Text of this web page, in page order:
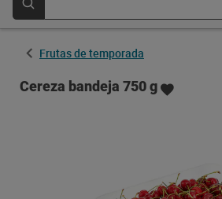
Frutas de temporada
Cereza bandeja 750 g